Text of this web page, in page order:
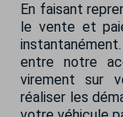
En faisant
le vente et
entre notre
virement sur
réaliser les